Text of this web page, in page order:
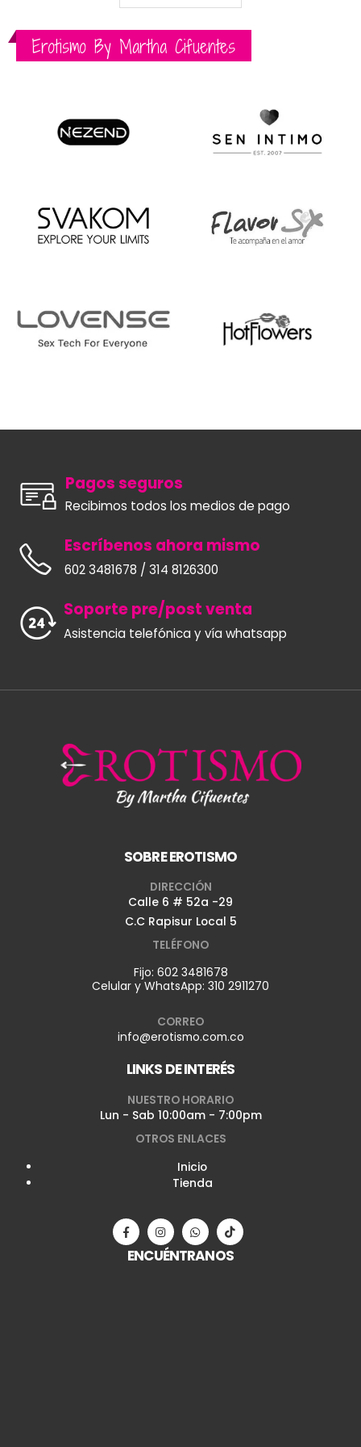
Erotismo By Martha Cifuentes
Pagos seguros
Recibimos todos los medios de pago
Escríbenos ahora mismo
602 3481678 / 314 8126300
Soporte pre/post venta
Asistencia telefónica y vía whatsapp
SOBRE EROTISMO
DIRECCIÓN
Calle 6 # 52a -29
C.C Rapisur Local 5
TELÉFONO
Fijo: 602 3481678
Celular y WhatsApp: 310 2911270
CORREO
info@erotismo.com.co
LINKS DE INTERÉS
NUESTRO HORARIO
Lun - Sab 10:00am - 7:00pm
OTROS ENLACES
Inicio
Tienda
ENCUÉNTRANOS